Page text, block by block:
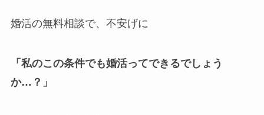
婚活の無料相談で、不安げに
「私のこの条件でも婚活ってできるでしょう
か…？」